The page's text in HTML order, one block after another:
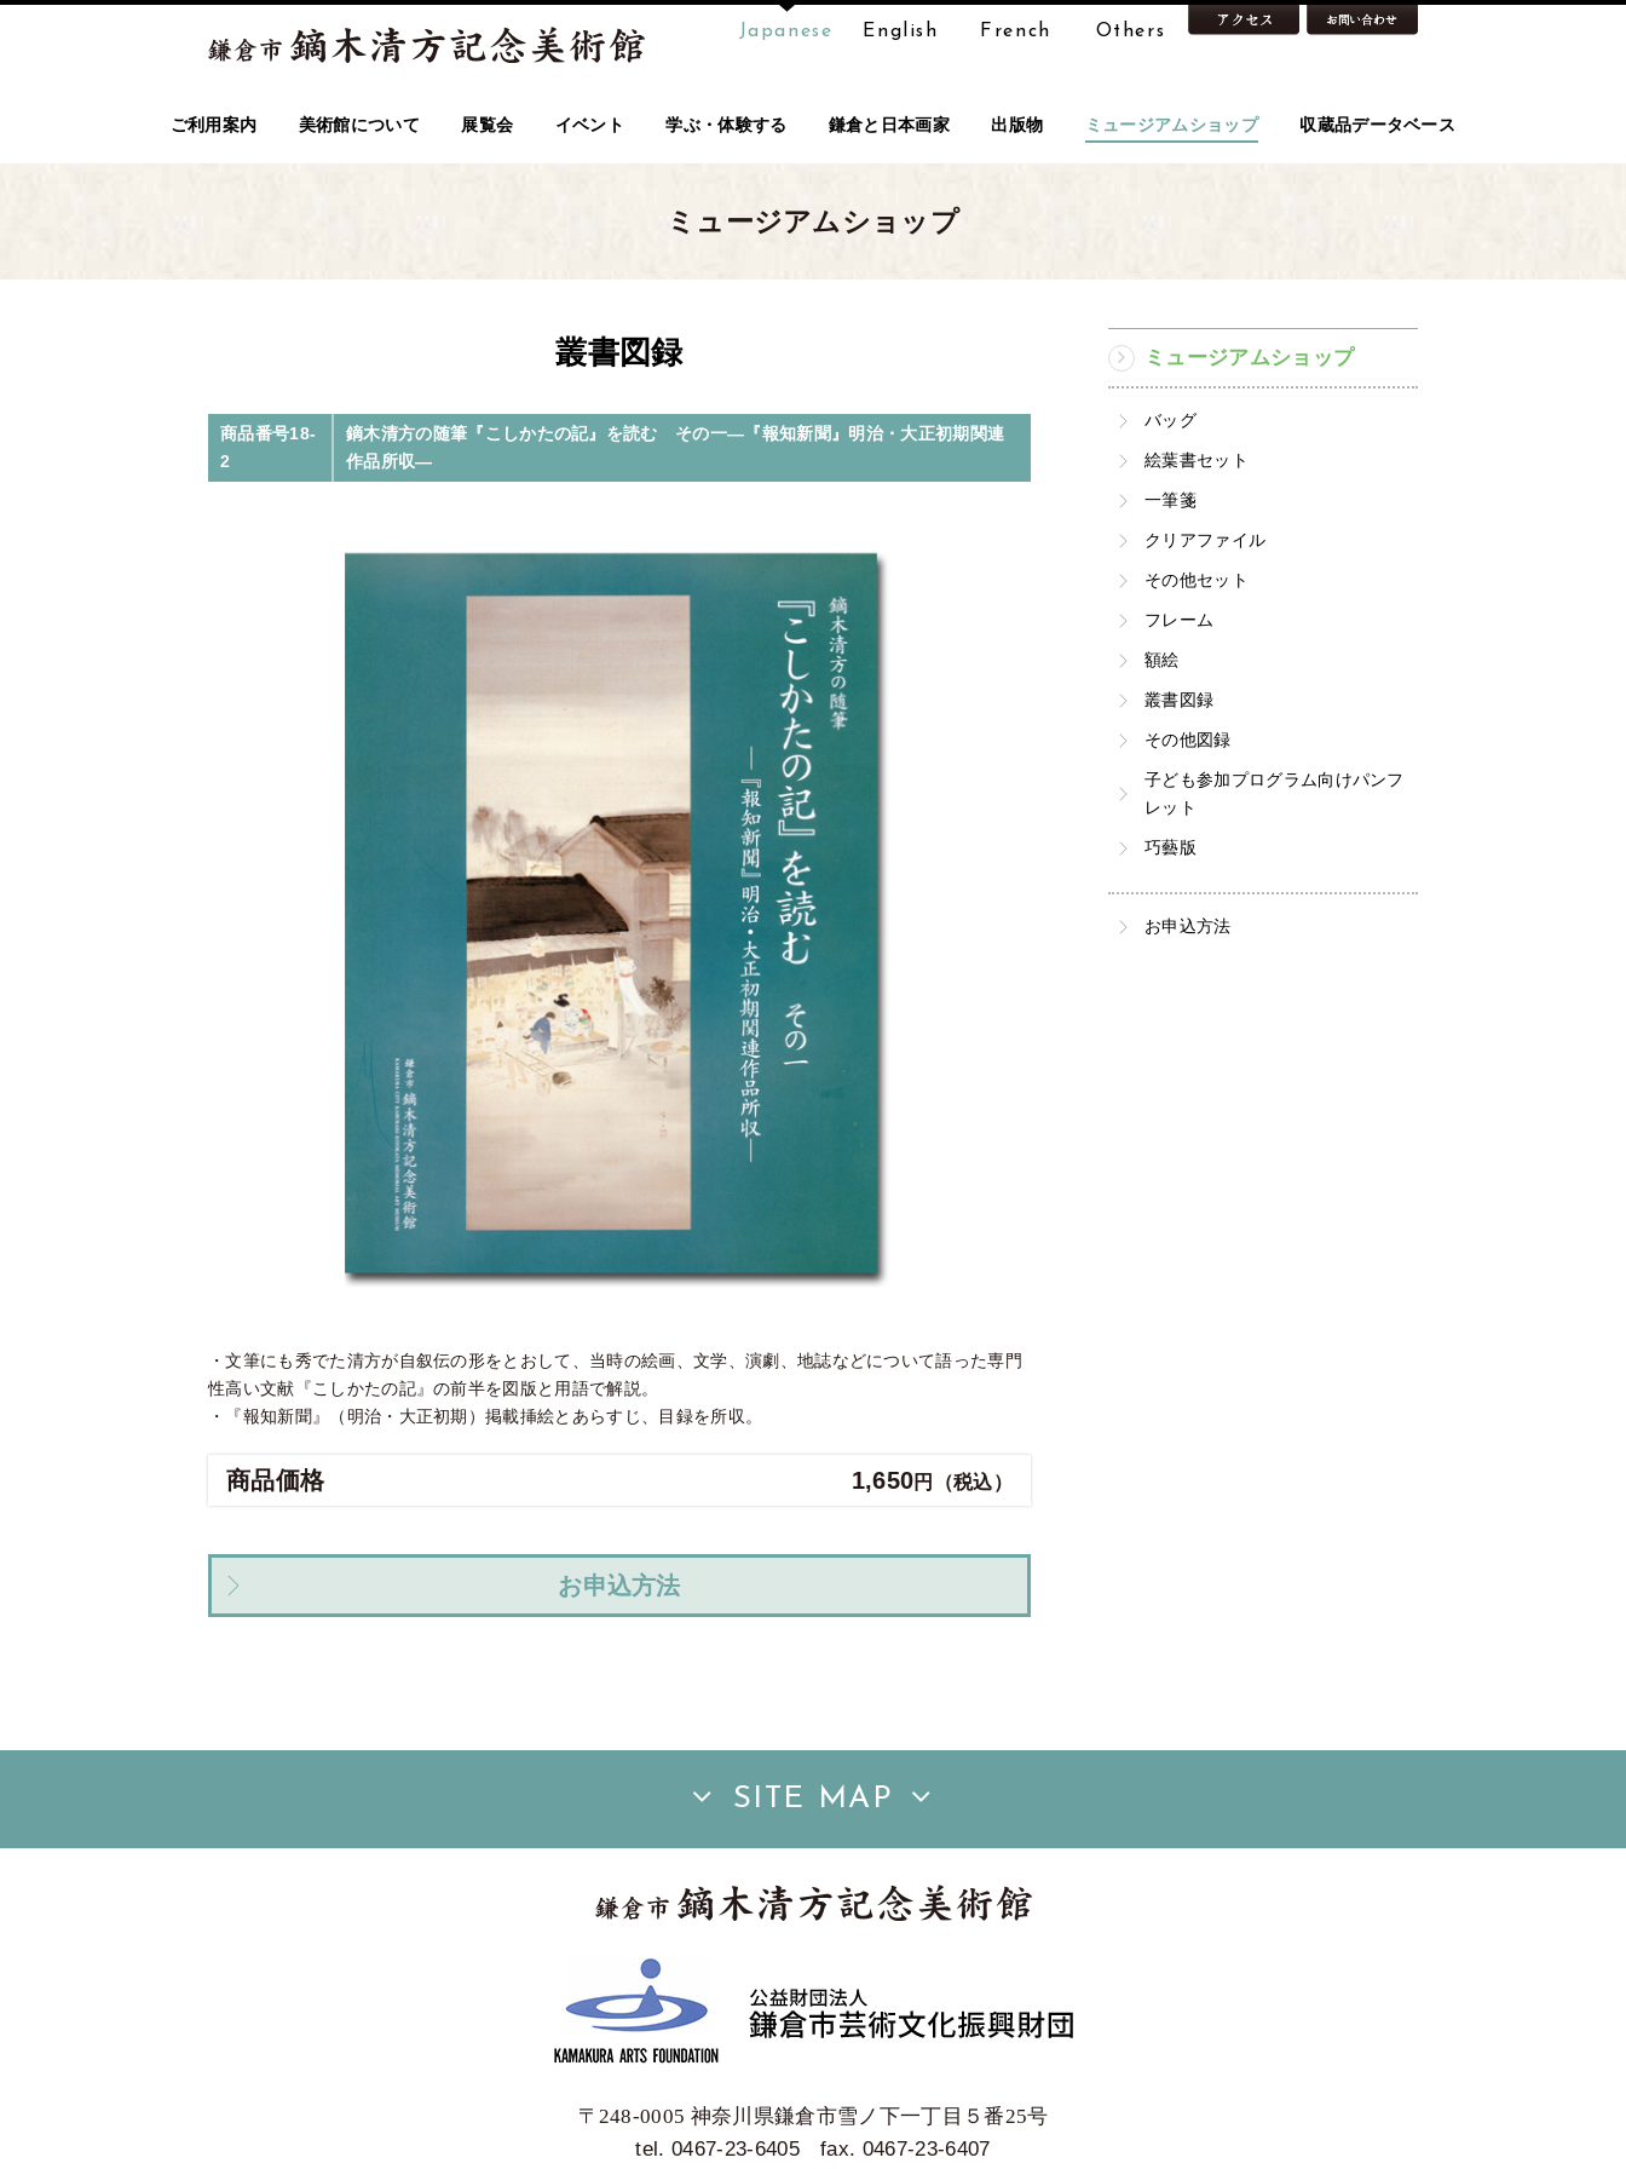
Japanese English French Others
ご利用案内 美術館について 展覧会 イベント 学ぶ・体験する 鎌倉と日本画家 出版物 ミュージアムショップ 収蔵品データベース
ミュージアムショップ
叢書図録
商品番号18-
2
鏑木清方の随筆『こしかたの記』を読む その一―『報知新聞』明治・大正初期関連
作品所収―
・文筆にも秀でた清方が自叙伝の形をとおして、当時の絵画、文学、演劇、地誌などについて語った専門
性高い文献『こしかたの記』の前半を図版と用語で解説。
・『報知新聞』（明治・大正初期）掲載挿絵とあらすじ、目録を所収。
商品価格 1,650円（税込）
お申込方法
ミュージアムショップ
バッグ
絵葉書セット
一筆箋
クリアファイル
その他セット
フレーム
額絵
叢書図録
その他図録
子ども参加プログラム向けパンフ
レット
巧藝版
お申込方法
SITE MAP
〒248-0005 神奈川県鎌倉市雪ノ下一丁目５番25号
tel. 0467-23-6405 fax. 0467-23-6407